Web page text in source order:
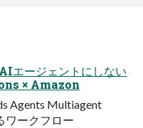
エージェントにしない
× Amazon
Agents Multiagent
ワークフロー